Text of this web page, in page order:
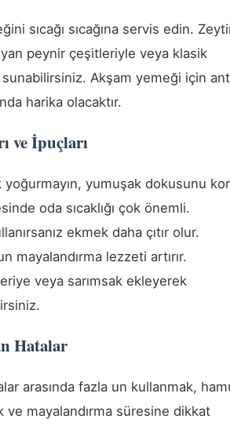
sıcağı sıcağına servis edin.
peynir çeşitleriyle veya klasik
Akşam yemeği için
harika olacaktır.
ve İpuçları
yoğurmayın, yumuşak dokusunu
oda sıcaklığı çok önemli.
ekmek daha çıtır olur.
mayalandırma lezzeti artırır.
veya sarımsak ekleyerek
Hatalar
arasında fazla un kullanmak,
ve mayalandırma süresine dikkat